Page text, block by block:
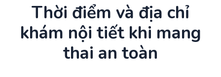
Thời điểm và địa chỉ
khám nội tiết khi mang
thai an toàn